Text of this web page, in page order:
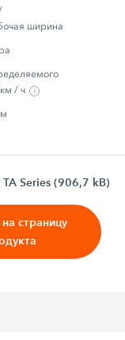
ширина
/ ч
Series (906,7 kB)
страницу